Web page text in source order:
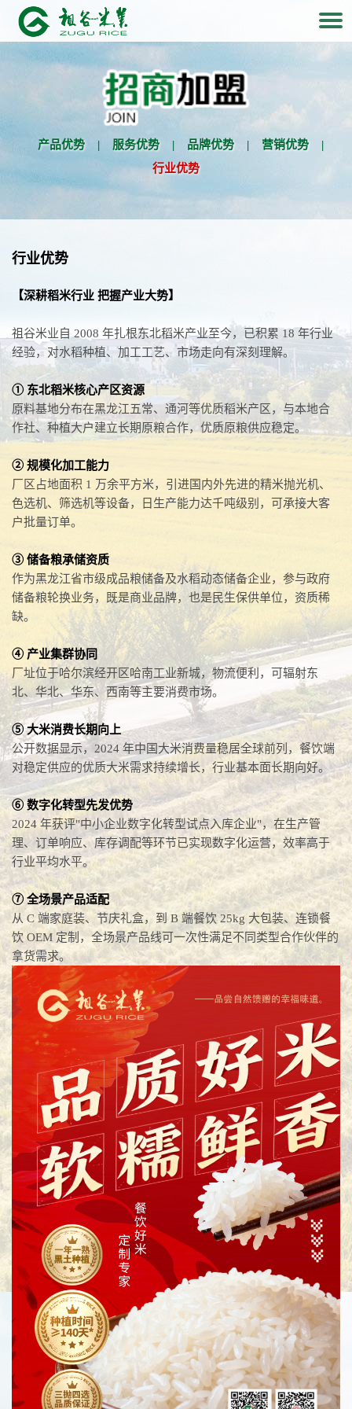
产品优势 | 服务优势 | 品牌优势 | 营销优势
|
行业优势
行业优势
【深耕稻米行业 把握产业大势】
祖谷米业自 2008 年扎根东北稻米产业至今，已积累 18 年行业
经验，对水稻种植、加工工艺、市场走向有深刻理解。
① 东北稻米核心产区资源
原料基地分布在黑龙江五常、通河等优质稻米产区，与本地合
作社、种植大户建立长期原粮合作，优质原粮供应稳定。
② 规模化加工能力
厂区占地面积 1 万余平方米，引进国内外先进的精米抛光机、
色选机、筛选机等设备，日生产能力达千吨级别，可承接大客
户批量订单。
③ 储备粮承储资质
作为黑龙江省市级成品粮储备及水稻动态储备企业，参与政府
储备粮轮换业务，既是商业品牌，也是民生保供单位，资质稀
缺。
④ 产业集群协同
厂址位于哈尔滨经开区哈南工业新城，物流便利，可辐射东
北、华北、华东、西南等主要消费市场。
⑤ 大米消费长期向上
公开数据显示，2024 年中国大米消费量稳居全球前列，餐饮端
对稳定供应的优质大米需求持续增长，行业基本面长期向好。
⑥ 数字化转型先发优势
2024 年获评"中小企业数字化转型试点入库企业"，在生产管
理、订单响应、库存调配等环节已实现数字化运营，效率高于
行业平均水平。
⑦ 全场景产品适配
从 C 端家庭装、节庆礼盒，到 B 端餐饮 25kg 大包装、连锁餐
饮 OEM 定制，全场景产品线可一次性满足不同类型合作伙伴的
拿货需求。